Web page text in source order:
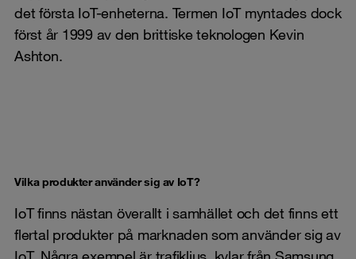
det första IoT-enheterna. Termen IoT myntades dock
först år 1999 av den brittiske teknologen Kevin
Ashton.
Vilka produkter använder sig av IoT?
IoT finns nästan överallt i samhället och det finns ett
flertal produkter på marknaden som använder sig av